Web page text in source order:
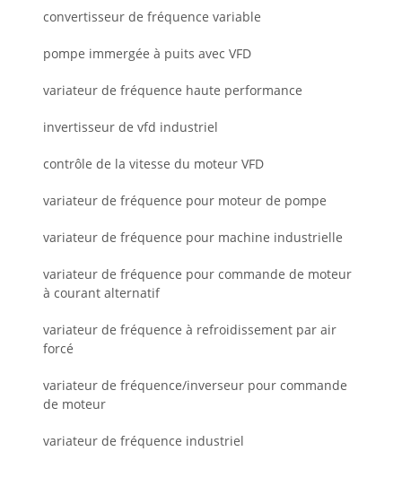
convertisseur de fréquence variable
pompe immergée à puits avec VFD
variateur de fréquence haute performance
invertisseur de vfd industriel
contrôle de la vitesse du moteur VFD
variateur de fréquence pour moteur de pompe
variateur de fréquence pour machine industrielle
variateur de fréquence pour commande de moteur
à courant alternatif
variateur de fréquence à refroidissement par air
forcé
variateur de fréquence/inverseur pour commande
de moteur
variateur de fréquence industriel